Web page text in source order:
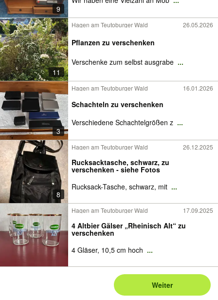
9
11
Hagen am Teutoburger Wald 26.05.2026
Pflanzen zu verschenken
Verschenke zum selbst ausgrabe ...
3
Hagen am Teutoburger Wald 16.01.2026
Schachteln zu verschenken
Verschiedene Schachtelgrößen z ...
8
Hagen am Teutoburger Wald 26.12.2025
Rucksacktasche, schwarz, zu
verschenken - siehe Fotos
Rucksack-Tasche, schwarz, mit ...
Hagen am Teutoburger Wald 17.09.2025
4 Altbier Gälser „Rheinisch Alt“ zu
verschenken
4 Gläser, 10,5 cm hoch ...
Weiter